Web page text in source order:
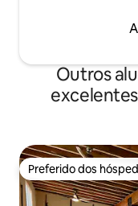
Outros
Preferido dos
Preferido dos